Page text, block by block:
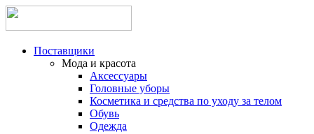
Поставщики
Мода и красота
Аксессуары
Головные уборы
Косметика и средства по уходу за телом
Обувь
Одежда